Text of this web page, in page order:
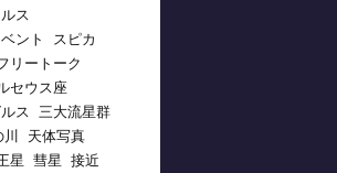
ス
ント
スピカ
リートーク
セウス座
ス
三大流星群
川
天体写真
星 彗星 接近